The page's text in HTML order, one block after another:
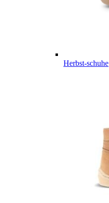
Herbst-schuhe